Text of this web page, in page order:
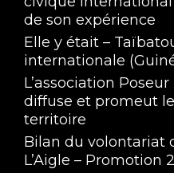
Ma Nenette Carbure au
Jan 27, 2026 • 1:34:20
de son expérience
Elle y était –
internationale
L’association
diffuse et promeut
territoire
Bilan du volontariat
L’Aigle – Promotion